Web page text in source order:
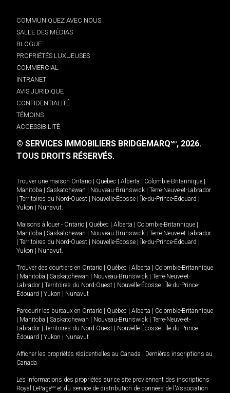
COMMUNIQUEZ AVEC NOUS
SALLE DES MÉDIAS
BLOGUE
PROPRIÉTÉS LUXUEUSES
COMMERCIAL
INTRANET
AVIS JURIDIQUE
CONFIDENTIALITÉ
TÉMOINS
ACCESSIBILITÉ
© SERVICES IMMOBILIERS BRIDGEMARQMD, 2026.
TOUS DROITS RÉSERVÉS.
Trouver une maison Ontario Québec Alberta Colombie-Britannique
Manitoba
Saskatchewan Nouveau-Brunswick
Terre-Neuve-et-Labrador
Territoires du Nord-Ouest Nouvelle-Écosse Île-du-Prince-Édouard
Yukon
Nunavut.
Maisons à louer - Ontario Québec Alberta Colombie-Britannique
Manitoba
Saskatchewan Nouveau-Brunswick
Terre-Neuve-et-Labrador
Territoires du Nord-Ouest Nouvelle-Écosse Île-du-Prince-Édouard
Yukon
Nunavut.
Trouver des courtiers en Ontario Québec Alberta
Colombie-Britannique
Manitoba Saskatchewan Nouveau-Brunswick
Terre-Neuve-et-
Labrador
Territoires du Nord-Ouest Nouvelle-Écosse
Île-du-Prince-
Édouard
Yukon Nunavut
Parcourir les bureaux en Ontario Québec Alberta
Colombie-Britannique
Manitoba Saskatchewan Nouveau-Brunswick
Terre-Neuve-et-
Labrador
Territoires du Nord-Ouest Nouvelle-Écosse
Île-du-Prince-
Édouard
Yukon Nunavut
Afficher les propriétés résidentielles au Canada
Dernières inscriptions au
Canada
Les informations des propriétés sur ce site proviennent des inscriptions
Royal LePageMD et du service de distribution de données de l'Association